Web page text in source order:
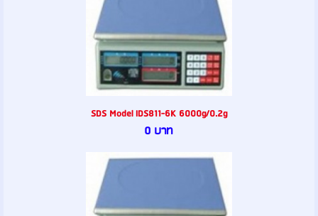
SDS Model IDS811-6K 6000g/0.2g
0 บาท